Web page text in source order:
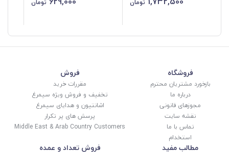
کیف دار HAC-012
داخل نقره ای NBK-011
فروشگاه
بازخورد مشتریان محترم
درباره ما
مجوزهای قانونی
نقشه سایت
تماس با ما
استخدام
فروش
مقررات خرید
تخفیف و فروش ویژه سیمرغ
اشانتیون و هدایای سیمرغ
پرسش های پر تکرار
Middle East & Arab Country Customers
مطالب مفید فروش تعداد و عمده